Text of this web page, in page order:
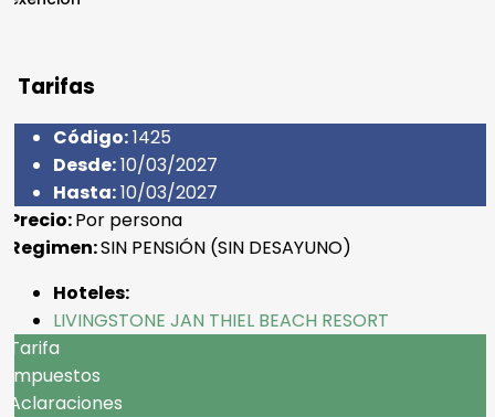
Código:1425
Desde:10/03/2027
Hasta:10/03/2027
Por persona
SIN PENSIÓN (SIN DESAYUNO)
Hoteles:
LIVINGSTONE JAN THIEL BEACH RESORT